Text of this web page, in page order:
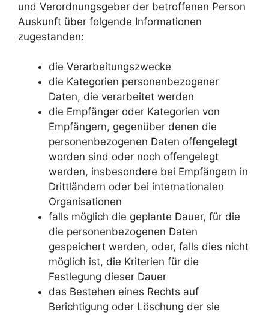
und Verordnungsgeber der betroffenen Person
Auskunft über folgende Informationen
zugestanden:
die Verarbeitungszwecke
die Kategorien personenbezogener
Daten, die verarbeitet werden
die Empfänger oder Kategorien von
Empfängern, gegenüber denen die
personenbezogenen Daten offengelegt
worden sind oder noch offengelegt
werden, insbesondere bei Empfängern in
Drittländern oder bei internationalen
Organisationen
falls möglich die geplante Dauer, für die
die personenbezogenen Daten
gespeichert werden, oder, falls dies nicht
möglich ist, die Kriterien für die
Festlegung dieser Dauer
das Bestehen eines Rechts auf
Berichtigung oder Löschung der sie